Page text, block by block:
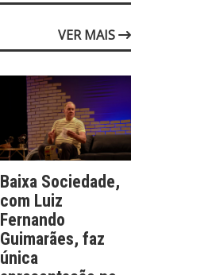
VER MAIS
Baixa Sociedade,
com Luiz
Fernando
Guimarães, faz
única